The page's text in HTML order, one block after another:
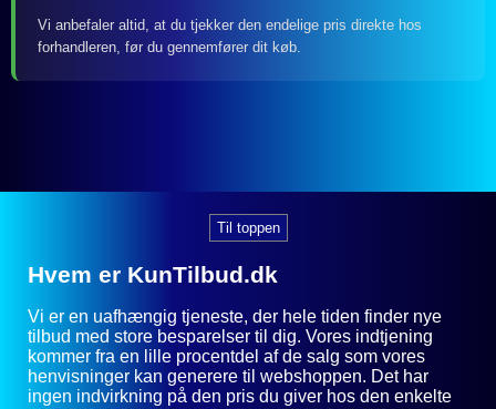
Vi anbefaler altid, at du tjekker den endelige pris direkte hos
forhandleren, før du gennemfører dit køb.
Til toppen
Hvem er KunTilbud.dk
Vi er en uafhængig tjeneste, der hele tiden finder nye
tilbud med store besparelser til dig. Vores indtjening
kommer fra en lille procentdel af de salg som vores
henvisninger kan generere til webshoppen. Det har
ingen indvirkning på den pris du giver hos den enkelte